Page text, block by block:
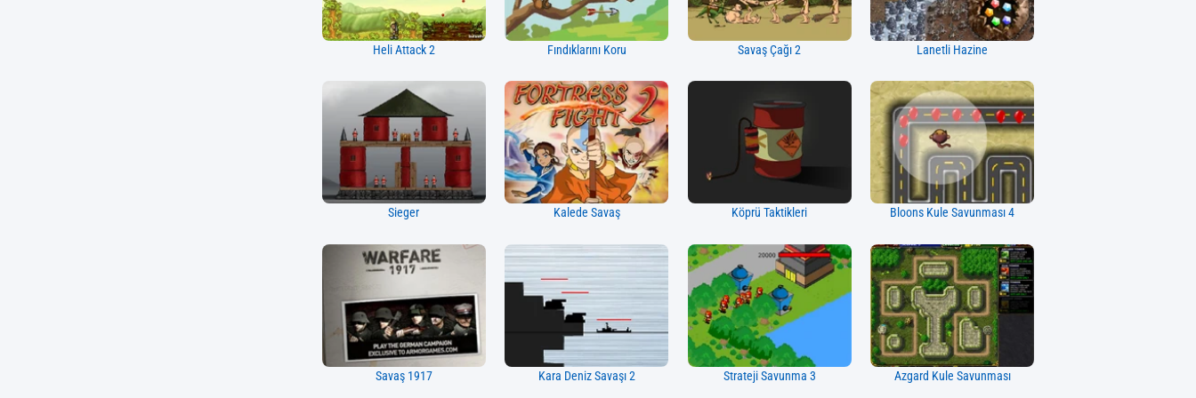
Heli Attack 2 Fındıklarını Koru Savaş Çağı 2 Lanetli Hazine
Sieger Kalede Savaş Köprü Taktikleri Bloons Kule Savunması 4
Savaş 1917 Kara Deniz Savaşı 2 Strateji Savunma 3 Azgard Kule Savunması